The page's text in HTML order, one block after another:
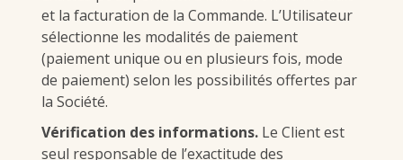
et la facturation de la Commande. L’Utilisateur
sélectionne les modalités de paiement
(paiement unique ou en plusieurs fois, mode
de paiement) selon les possibilités offertes par
la Société.
Vérification des informations. Le Client est
seul responsable de l’exactitude des